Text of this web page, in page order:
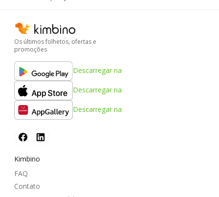
Os últimos folhetos, ofertas e
promoções
Descarregar na
Descarregar na
Descarregar na
Kimbino
FAQ
Contato